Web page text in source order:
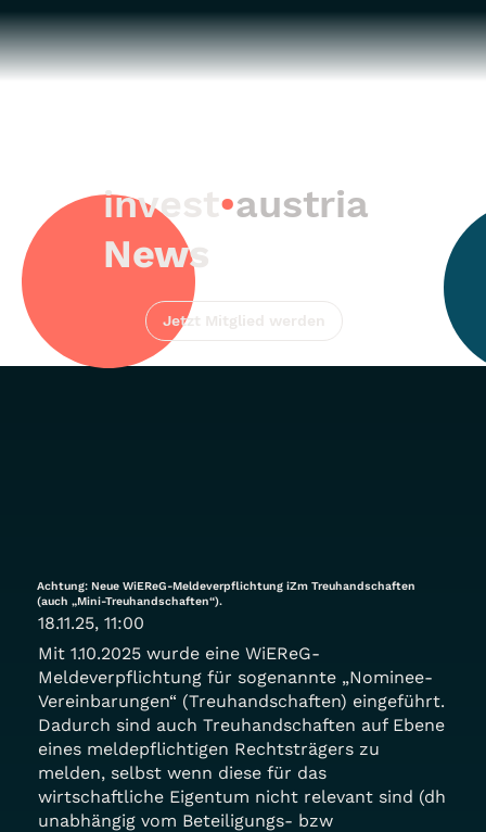
Achtung: Neue WiEReG-Meldeverpflichtung iZm Treuhandschaften
(auch „Mini-Treuhandschaften“).
18.11.25, 11:00
Mit 1.10.2025 wurde eine WiEReG-
Meldeverpflichtung für sogenannte „Nominee-
Vereinbarungen“ (Treuhandschaften) eingeführt.
Dadurch sind auch Treuhandschaften auf Ebene
eines meldepflichtigen Rechtsträgers zu
melden, selbst wenn diese für das
wirtschaftliche Eigentum nicht relevant sind (dh
unabhängig vom Beteiligungs- bzw
invest•austria
News
Jetzt Mitglied werden